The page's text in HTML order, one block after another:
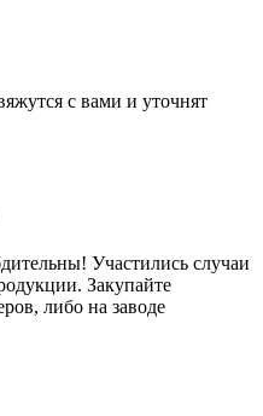
с вами и уточнят
Участились случаи
Закупайте
либо на заводе